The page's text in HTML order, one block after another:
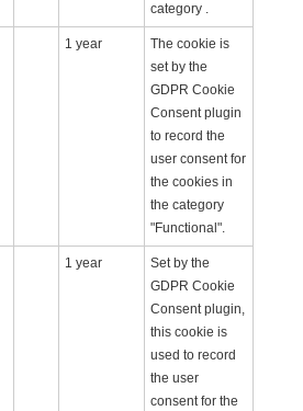
category .
1 year
The cookie is
set by the
GDPR Cookie
Consent plugin
to record the
user consent for
the cookies in
the category
"Functional".
1 year
Set by the
GDPR Cookie
Consent plugin,
this cookie is
used to record
the user
consent for the